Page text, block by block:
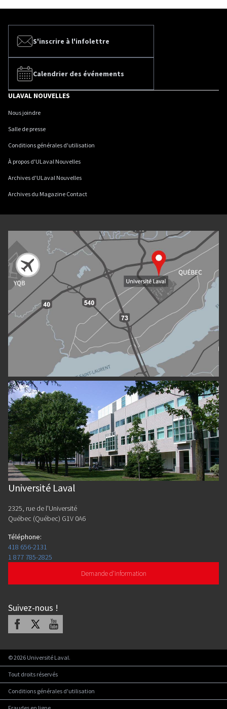
S'inscrire à l'infolettre
Calendrier des événements
ULAVAL NOUVELLES
Nous joindre
Salle de presse
Conditions générales d'utilisation
À propos d'ULaval Nouvelles
Archives d'ULaval Nouvelles
Archives du Magazine Contact
Université Laval
2325, rue de l'Université
Québec (Québec) G1V 0A6
Téléphone:
418 656-2131
1 877 785-2825
Demande d'information
Suivez-nous !
Facebook Youtube
©2026 Université Laval.
Tout droits réservés
Conditions générales d'utilisation